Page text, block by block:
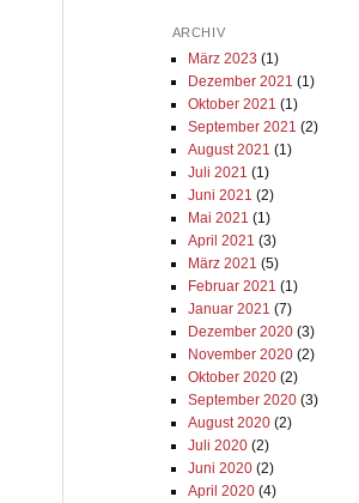
ARCHIV
März 2023 (1)
Dezember 2021 (1)
Oktober 2021 (1)
September 2021 (2)
August 2021 (1)
Juli 2021 (1)
Juni 2021 (2)
Mai 2021 (1)
April 2021 (3)
März 2021 (5)
Februar 2021 (1)
Januar 2021 (7)
Dezember 2020(3)
November 2020(2)
Oktober 2020(2)
September 2020(3)
August 2020(2)
Juli 2020(2)
Juni 2020(2)
April 2020(4)